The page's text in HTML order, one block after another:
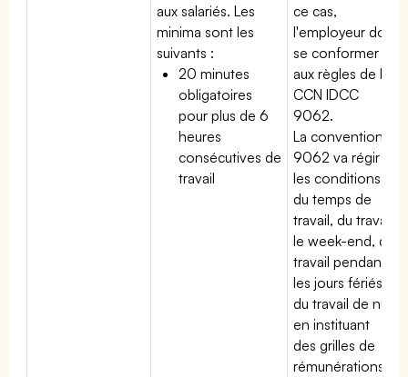
aux salariés. Les
minima sont les
suivants :
20 minutes
obligatoires
pour plus de 6
heures
consécutives de
travail
ce cas,
l'employeur doit
se conformer
aux règles de la
CCN IDCC
9062.
La convention
9062 va régir
les conditions
du temps de
travail, du travail
le week-end, du
travail pendant
les jours fériés,
du travail de nuit
en instituant
des grilles de
rémunérations